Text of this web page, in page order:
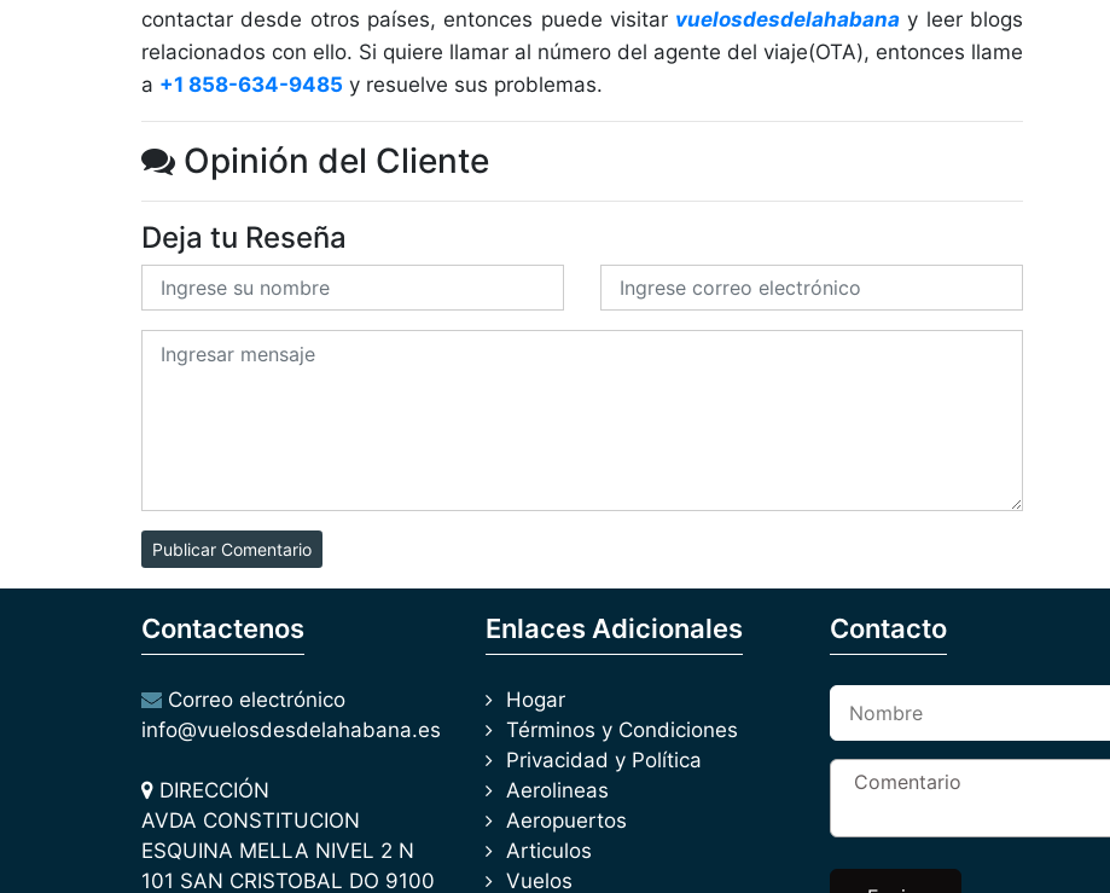
contactar desde otros países, entonces puede visitar vuelosdesdelahabana y leer blogs
relacionados con ello. Si quiere llamar al número del agente del viaje(OTA), entonces llame
a +1 858-634-9485 y resuelve sus problemas.
Opinión del Cliente
Deja tu Reseña
Publicar Comentario
Contactenos
Correo electrónico
info@vuelosdesdelahabana.es
DIRECCIÓN
AVDA CONSTITUCION
ESQUINA MELLA NIVEL 2 N
101 SAN CRISTOBAL DO 9100
Enlaces Adicionales
Hogar
Términos y Condiciones
Privacidad y Política
Aerolineas
Aeropuertos
Articulos
Vuelos
Contacto